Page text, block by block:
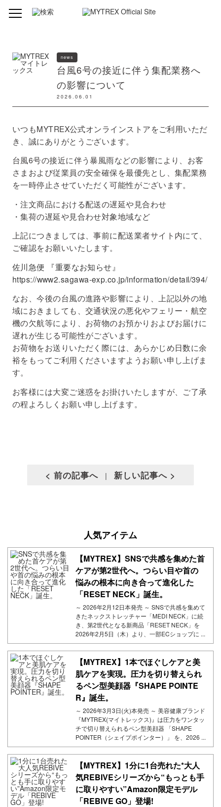
news
台風6号の接近に伴う集配業務へ
の影響について
2026.06.01
いつもMYTREX公式オンラインストアをご利用いただ
き、誠にありがとうございます。
台風6号の接近に伴う暴風雨などの影響により、お客
さまおよび従業員の安全確保を最優先とし、集配業務
を一時停止させていただく可能性がございます。
・注文商品における配送の遅延や見合わせ
・集荷の遅延や見合わせ対象地域など
上記につきましては、事前に配送業者サイト内にて、
ご確認をお願いいたします。
佐川急便 『重要なお知らせ』
https://www2.sagawa-exp.co.jp/information/detail/394/
なお、今後の台風の進路や影響により、上記以外の地
域におきましても、交通状況の悪化やフェリー・航空
機の欠航等により、お荷物のお預かりおよびお届けに
遅れが生じる可能性がございます。
お荷物をお送りいただく際には、あらかじめ日数に余
裕をもってご利用くださいますようお願い申し上げま
す。
お客様には大変ご迷惑をお掛けいたしますが、ご了承
の程よろしくお願い申し上げます。
< 前の記事へ | 新しい記事へ >
人気アイテム
【MYTREX】SNSで共感を集めた首
ケアが第2世代へ。つらい目や首の
悩みの根本に向き合って進化した
「RESET NECK」誕生。
～ 2026年2月12日本発売 ～ SNSで共感を集めて
きたネックストレッチャー「MEDI NECK」に続
き、第2世代となる新商品「RESET NECK」を
2026年2月5日（木）より、一部ECショップに ...
【MYTREX】1本でほぐしケアと美
肌ケアを実現。圧力を切り替えられ
るペン型美顔器『SHAPE POINTE
R』誕生。
～ 2026年3月3日(火)本発売 ～ 美容健康ブランド
『MYTREX(マイトレックス)』は圧力をワンタッ
チで切り替えられるペン型美顔器 「SHAPE
POINTER（シェイプポインター）」 を、2026 ...
【MYTREX】1分に1台売れた*大人
気REBIVEシリーズから“もっとも手
に取りやすい”Amazon限定モデル
「REBIVE GO」登場!